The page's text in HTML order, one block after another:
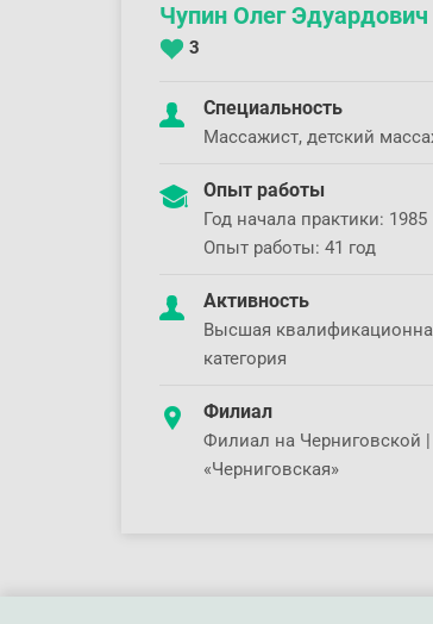
Чупин Олег Эдуардович
3
Специальность
Массажист, детский
Опыт работы
Год начала практики: 1985
Опыт работы: 41 год
Активность
Высшая
категория
Филиал
Филиал на Черниговской |
«Черниговская»